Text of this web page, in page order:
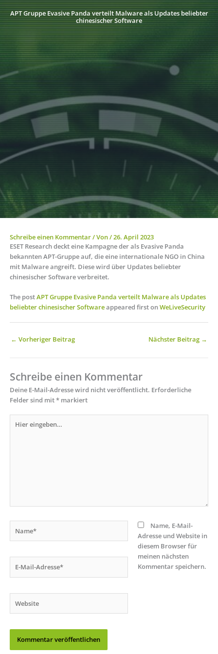
APT Gruppe Evasive Panda verteilt Malware als Updates beliebter
chinesischer Software
Schreibe einen Kommentar/ Von/26. April 2023
ESET Research deckt eine Kampagne der als Evasive Panda
bekannten APT-Gruppe auf, die eine internationale NGO in China
mit Malware angreift. Diese wird über Updates beliebter
chinesischer Software verbreitet.
The postAPT Gruppe Evasive Panda verteilt Malware als Updates
beliebter chinesischer Softwareappeared first onWeLiveSecurity
← Vorheriger Beitrag Nächster Beitrag →
Schreibe einen Kommentar
Deine E-Mail-Adresse wird nicht veröffentlicht. Erforderliche
Felder sind mit* markiert
eingeben…
Mail-
Name, E-Mail-
Adresse und Website in
diesem Browser für
meinen nächsten
Kommentar speichern.